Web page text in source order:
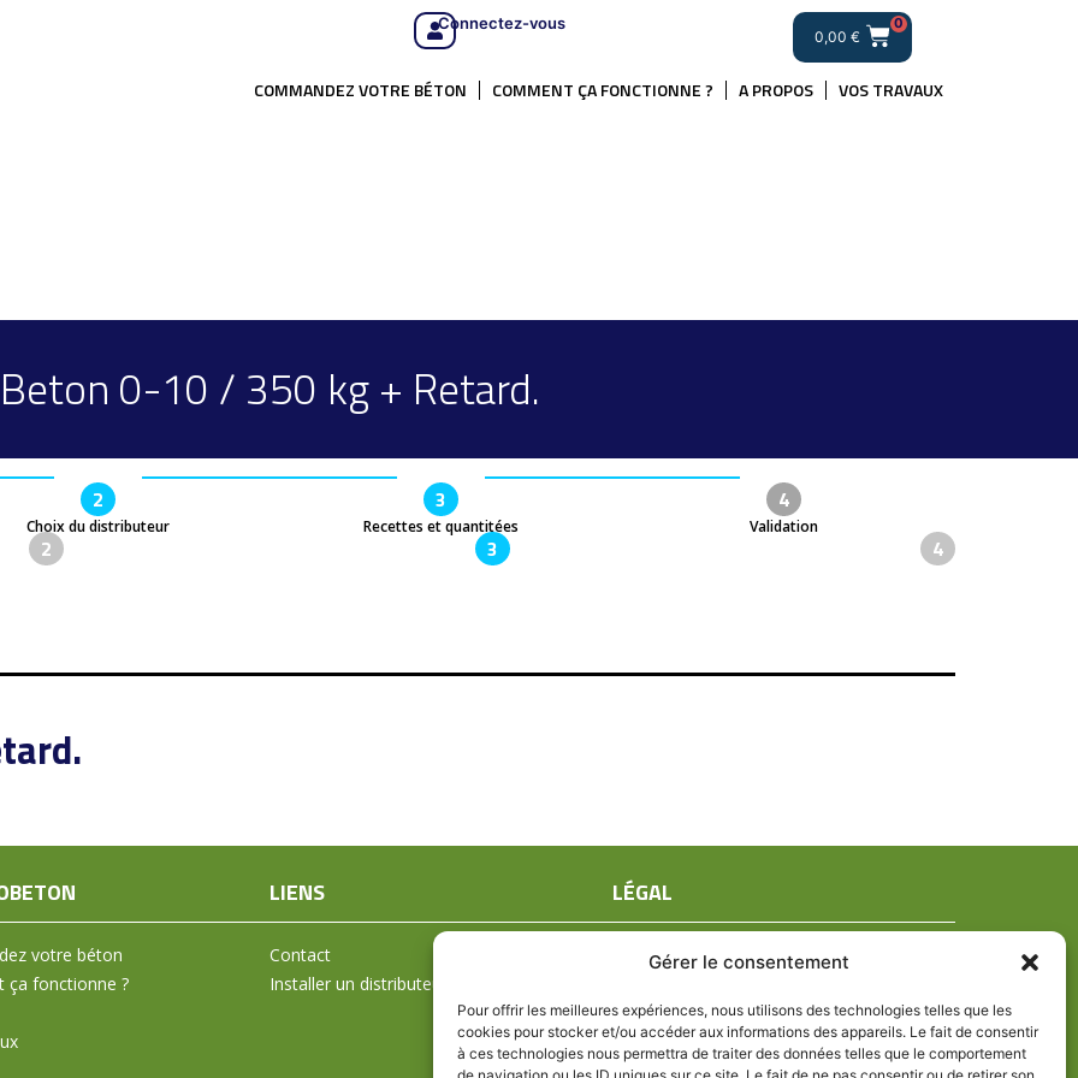
Gérer le consentement
Pour offrir les meilleures expériences, nous utilisons des technologies telles que les
cookies pour stocker et/ou accéder aux informations des appareils. Le fait de consentir
à ces technologies nous permettra de traiter des données telles que le comportement
Connectez-vous
0,00 €
0
COMMANDEZ VOTRE BÉTON COMMENT ÇA FONCTIONNE ? A PROPOS VOS TRAVAUX
Beton 0-10 / 350 kg + Retard.
2
Choix du distributeur
3
Recettes et quantitées
4
Validation
2 3 4
votre béton
ça fonctionne ?
LIENS
Contact
Installer un distributeur
LÉGAL
Mentions légales
Politique de confidentialité
Politique de cookies (UE)